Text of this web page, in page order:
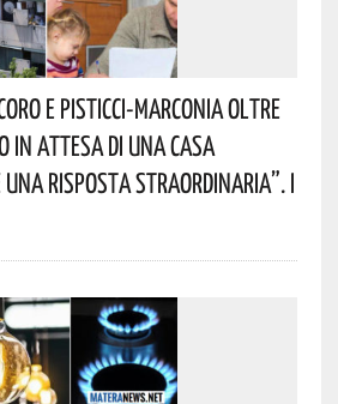
E Pisticci-Marconia Oltre
In Attesa Di Una Casa
Risposta Straordinaria”. I